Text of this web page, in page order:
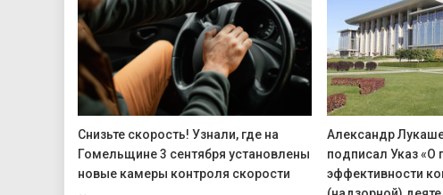
Снизьте скорость! Узнали, где на
Гомельщине 3 сентября установлены
новые камеры контроля скорости
Александр
подписал Указ «О
эффективности